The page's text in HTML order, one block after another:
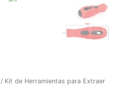
/ Kit de Herramientas para Extraer